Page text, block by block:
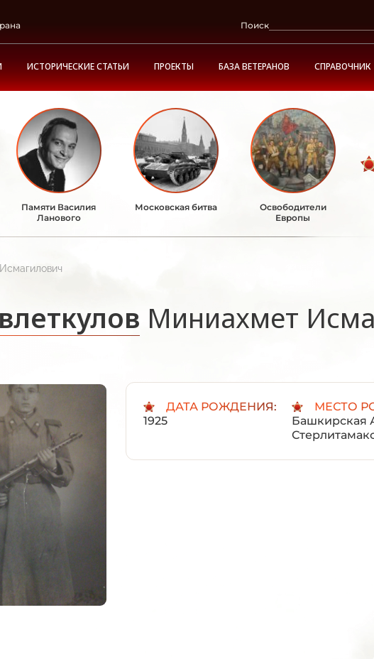
Поиск
ИСТОРИЧЕСКИЕ СТАТЬИ ПРОЕКТЫ БАЗА ВЕТЕРАНОВ СПРАВОЧНИК
Памяти Василия
Ланового
Московская битва
Освободители
Европы
Миниахмет
ДАТА РОЖДЕНИЯ:
1925
МЕСТО
Башкирская